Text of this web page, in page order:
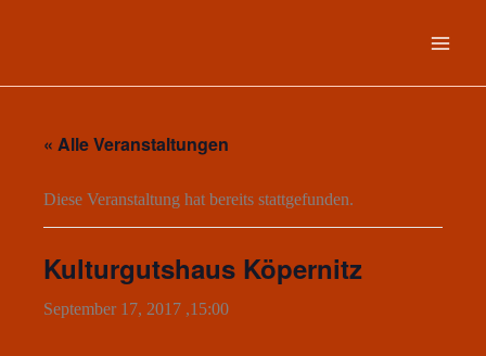
« Alle Veranstaltungen
Diese Veranstaltung hat bereits stattgefunden.
Kulturgutshaus Köpernitz
September 17, 2017 ,15:00